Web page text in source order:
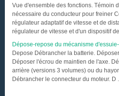
Vue d'ensemble des fonctions. Témoin
nécessaire du conducteur pour freiner
régulateur adaptatif de vitesse et de
régulateur de vitesse et d'un dispositif
Dépose-repose du mécanisme
Depose Débrancher la batterie.
Déposer l'écrou de maintien de l'axe.
arrière (versions 3 volumes) ou du
Débrancher le connecteur du moteur. D